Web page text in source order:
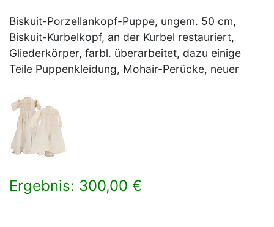
Biskuit-Porzellankopf-Puppe, ungem. 50 cm,
Biskuit-Kurbelkopf, an der Kurbel restauriert,
Gliederkörper, farbl. überarbeitet, dazu einige
Teile Puppenkleidung, Mohair-Perücke, neuer
Ergebnis: 300,00 €